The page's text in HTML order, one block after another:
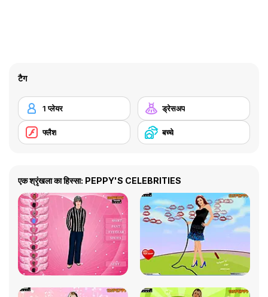
टैग
1 प्लेयर ड्रेसअप
फ्लैश बच्चे
एक श्रृंखला का हिस्सा: PEPPY'S CELEBRITIES